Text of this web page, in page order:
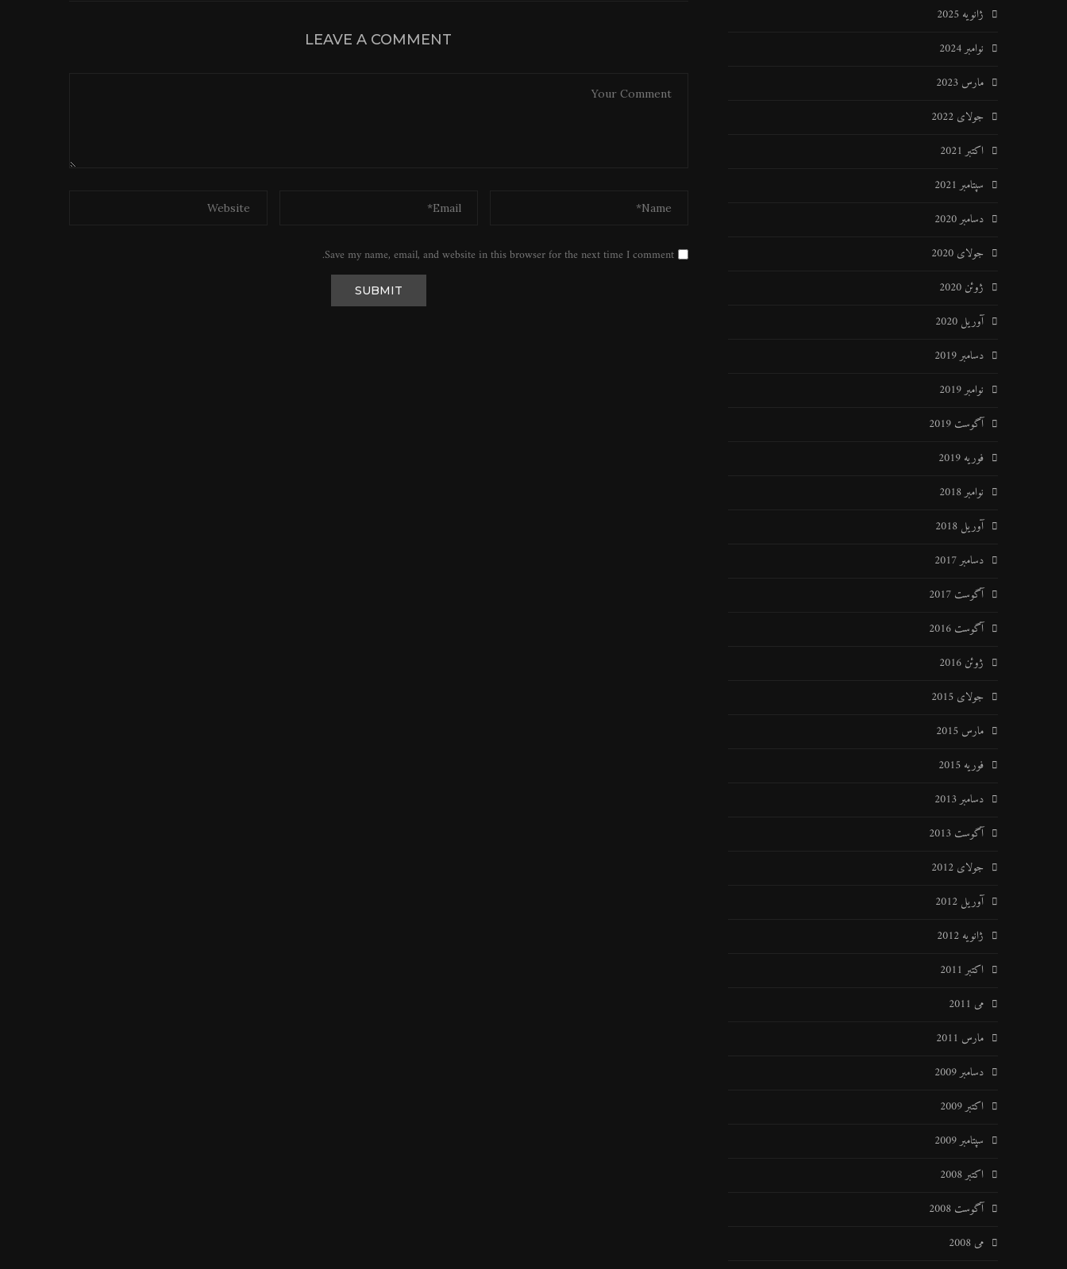
LEAVE A COMMENT
Save my name, email, and website in this browser for the next time I comment.
ژانویه 2025
نوامبر 2024
مارس 2023
جولای 2022
اکتبر 2021
سپتامبر 2021
دسامبر 2020
جولای 2020
ژوئن 2020
آوریل 2020
دسامبر 2019
نوامبر 2019
آگوست 2019
فوریه 2019
نوامبر 2018
آوریل 2018
دسامبر 2017
آگوست 2017
آگوست 2016
ژوئن 2016
جولای 2015
مارس 2015
فوریه 2015
دسامبر 2013
آگوست 2013
جولای 2012
آوریل 2012
ژانویه 2012
اکتبر 2011
می 2011
مارس 2011
دسامبر 2009
اکتبر 2009
سپتامبر 2009
اکتبر 2008
آگوست 2008
می 2008